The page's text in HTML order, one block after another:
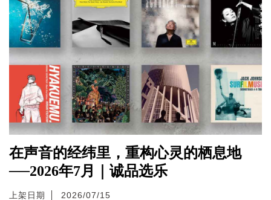
在声音的经纬里，重构心灵的栖息地
──2026年7月｜诚品选乐
上架日期 2026/07/15